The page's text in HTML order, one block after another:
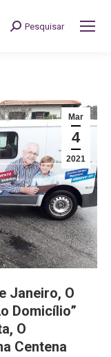
Search:
Pesquisar
Mar
4
2021
Janeiro, O
Domicílio”
O
Centena